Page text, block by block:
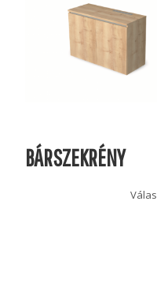
BÁRSZEKRÉNY